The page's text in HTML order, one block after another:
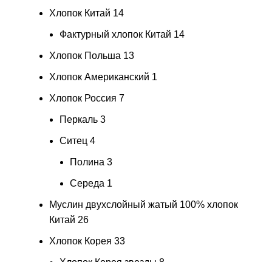
Хлопок Китай 14
Фактурный хлопок Китай 14
Хлопок Польша 13
Хлопок Американский 1
Хлопок Россия 7
Перкаль 3
Ситец 4
Полина 3
Середа 1
Муслин двухслойный жатый 100% хлопок
Китай 26
Хлопок Корея 33